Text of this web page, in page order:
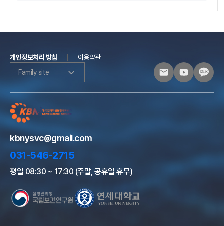
개인정보처리 방침
이용약관
Family site
kbnysvc@gmail.com
031-546-2715
평일 08:30 ~ 17:30 (주말, 공휴일 휴무)